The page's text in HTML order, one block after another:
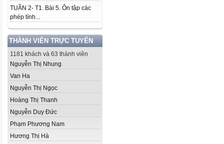
TUẦN 2- T1. Bài 5. Ôn tập các
phép tính...
THÀNH VIÊN TRỰC TUYẾN
1181 khách và 63 thành viên
Nguyễn Thị Nhung
Van Ha
Nguyễn Thị Ngọc
Hoàng Thị Thanh
Nguyễn Duy Đức
Phạm Phương Nam
Hương Thị Hà